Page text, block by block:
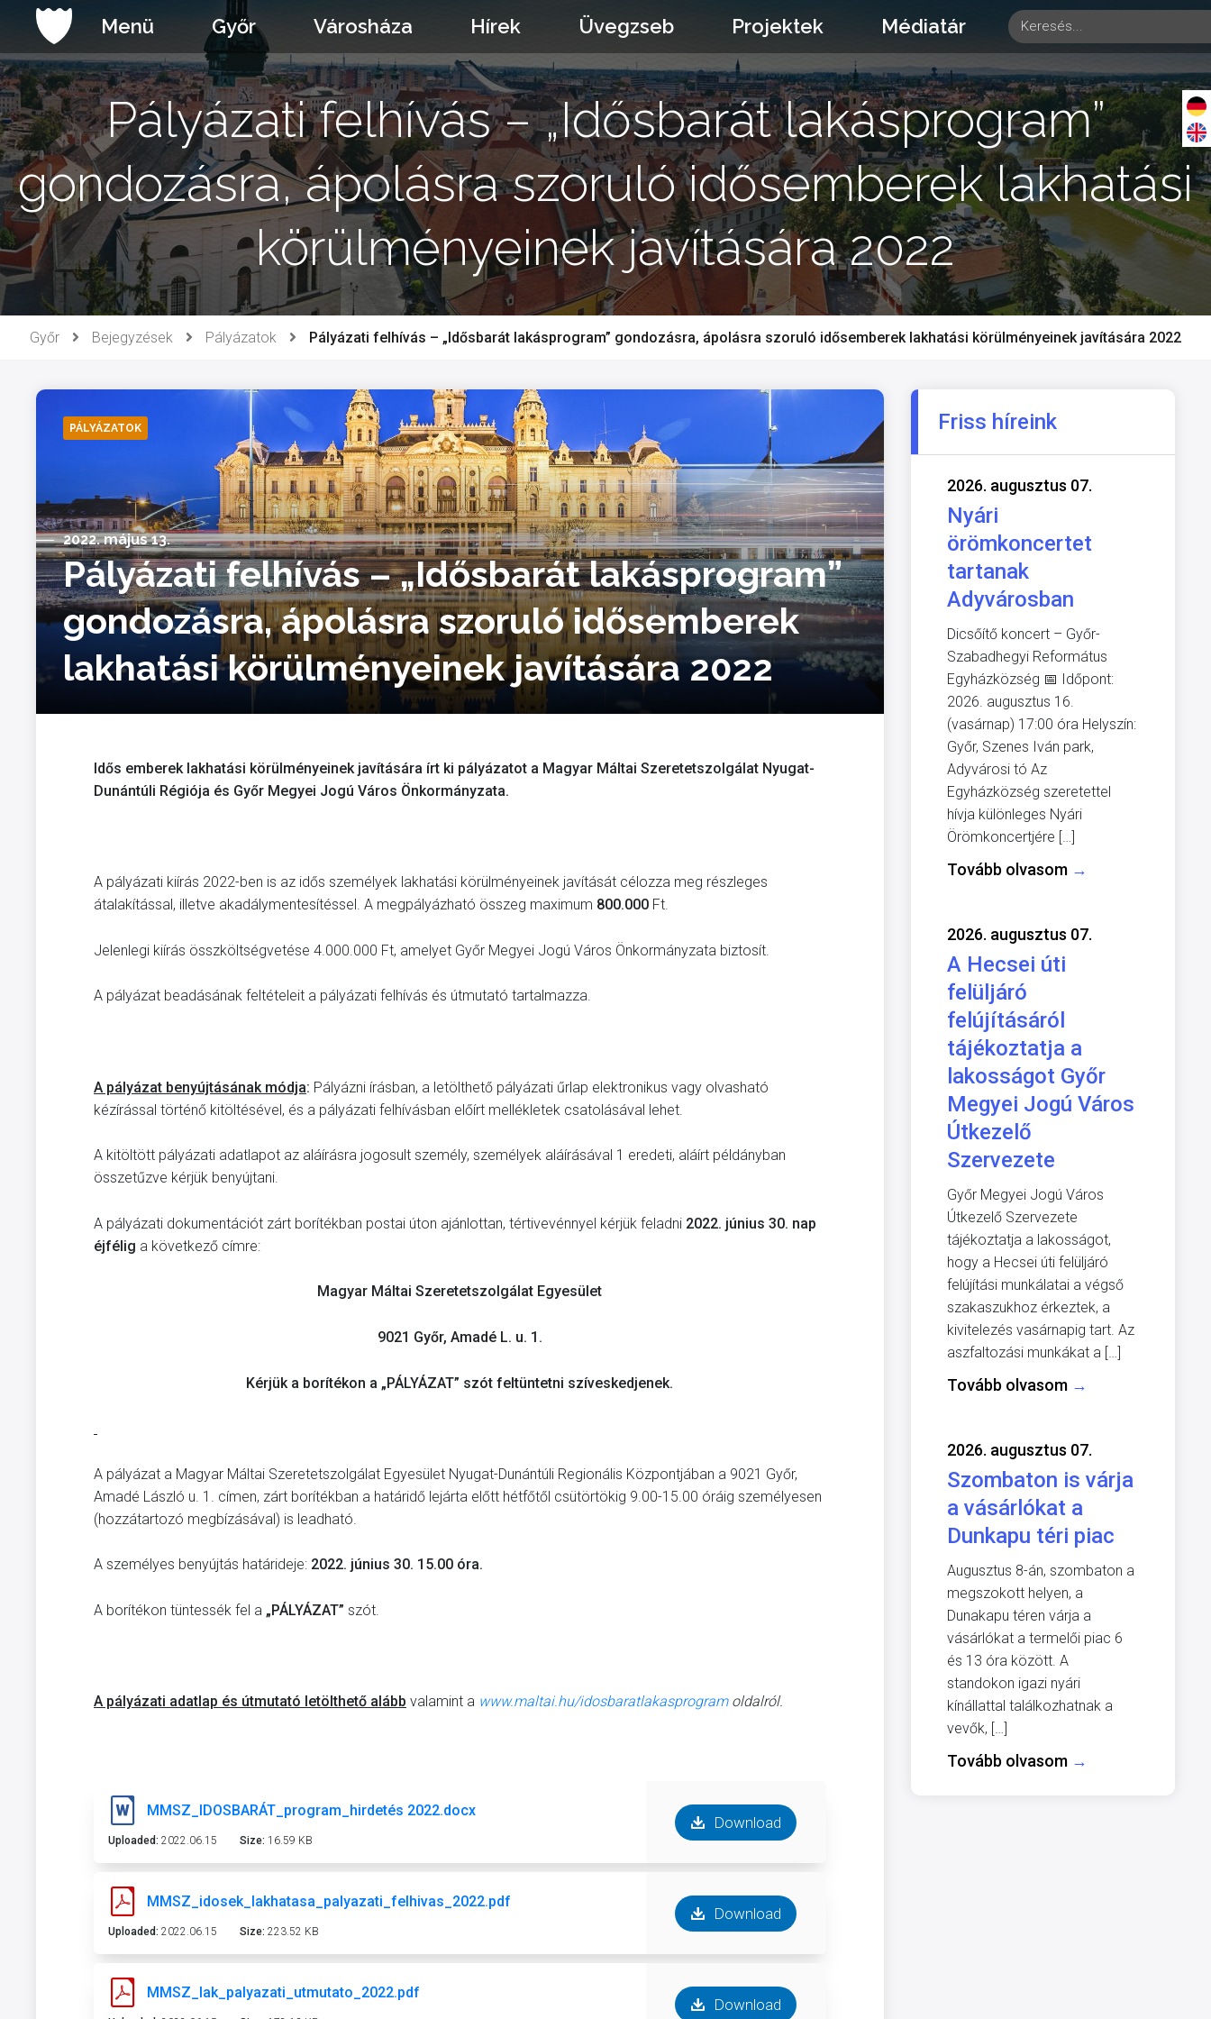
tartalomhoz
Menü Győr Városháza Hírek Üvegzseb Projektek Médiatár
Pályázati felhívás – „Idősbarát lakásprogram”
gondozásra, ápolásra szoruló idősemberek lakhatási
körülményeinek javítására 2022
Győr Bejegyzések Pályázatok Pályázati felhívás – „Idősbarát lakásprogram” gondozásra, ápolásra szoruló idősemberek lakhatási körülményeinek javítására 2022
PÁLYÁZATOK
2022. május 13.
Pályázati felhívás – „Idősbarát lakásprogram”
gondozásra, ápolásra szoruló idősemberek
lakhatási körülményeinek javítására 2022
Idős emberek lakhatási körülményeinek javítására írt ki pályázatot a Magyar Máltai Szeretetszolgálat Nyugat-
Dunántúli Régiója és Győr Megyei Jogú Város Önkormányzata.
A pályázati kiírás 2022-ben is az idős személyek lakhatási körülményeinek javítását célozza meg részleges
átalakítással, illetve akadálymentesítéssel. A megpályázható összeg maximum 800.000 Ft.
Jelenlegi kiírás összköltségvetése 4.000.000 Ft, amelyet Győr Megyei Jogú Város Önkormányzata biztosít.
A pályázat beadásának feltételeit a pályázati felhívás és útmutató tartalmazza.
A pályázat benyújtásának módja: Pályázni írásban, a letölthető pályázati űrlap elektronikus vagy olvasható
kézírással történő kitöltésével, és a pályázati felhívásban előírt mellékletek csatolásával lehet.
A kitöltött pályázati adatlapot az aláírásra jogosult személy, személyek aláírásával 1 eredeti, aláírt példányban
összetűzve kérjük benyújtani.
A pályázati dokumentációt zárt borítékban postai úton ajánlottan, tértivevénnyel kérjük feladni 2022. június 30. nap
éjfélig a következő címre:
Magyar Máltai Szeretetszolgálat Egyesület
9021 Győr, Amadé L. u. 1.
Kérjük a borítékon a „PÁLYÁZAT” szót feltüntetni szíveskedjenek.
A pályázat a Magyar Máltai Szeretetszolgálat Egyesület Nyugat-Dunántúli Regionális Központjában a 9021 Győr,
Amadé László u. 1. címen, zárt borítékban a határidő lejárta előtt hétfőtől csütörtökig 9.00-15.00 óráig személyesen
(hozzátartozó megbízásával) is leadható.
A személyes benyújtás határideje: 2022. június 30. 15.00 óra.
A borítékon tüntessék fel a „PÁLYÁZAT” szót.
A pályázati adatlap és útmutató letölthető alább valamint a www.maltai.hu/idosbaratlakasprogram oldalról.
MMSZ_IDOSBARÁT_program_hirdetés 2022.docx
Uploaded: 2022.06.15 Size: 16.59 KB
Download
MMSZ_idosek_lakhatasa_palyazati_felhivas_2022.pdf
Uploaded: 2022.06.15 Size: 223.52 KB
Download
MMSZ_lak_palyazati_utmutato_2022.pdf
Download
Friss híreink
2026. augusztus 07.
Nyári
örömkoncertet
tartanak
Adyvárosban
Dicsőítő koncert – Győr-
Szabadhegyi Református
Egyházközség 📅 Időpont:
2026. augusztus 16.
(vasárnap) 17:00 óra Helyszín:
Győr, Szenes Iván park,
Adyvárosi tó Az
Egyházközség szeretettel
hívja különleges Nyári
Örömkoncertjére […]
Tovább olvasom →
2026. augusztus 07.
A Hecsei úti
felüljáró
felújításáról
tájékoztatja a
lakosságot Győr
Megyei Jogú Város
Útkezelő
Szervezete
Győr Megyei Jogú Város
Útkezelő Szervezete
tájékoztatja a lakosságot,
hogy a Hecsei úti felüljáró
felújítási munkálatai a végső
szakaszukhoz érkeztek, a
kivitelezés vasárnapig tart. Az
aszfaltozási munkákat a […]
Tovább olvasom →
2026. augusztus 07.
Szombaton is várja
a vásárlókat a
Dunkapu téri piac
Augusztus 8-án, szombaton a
megszokott helyen, a
Dunakapu téren várja a
vásárlókat a termelői piac 6
és 13 óra között. A
standokon igazi nyári
kínállattal találkozhatnak a
vevők, […]
Tovább olvasom →